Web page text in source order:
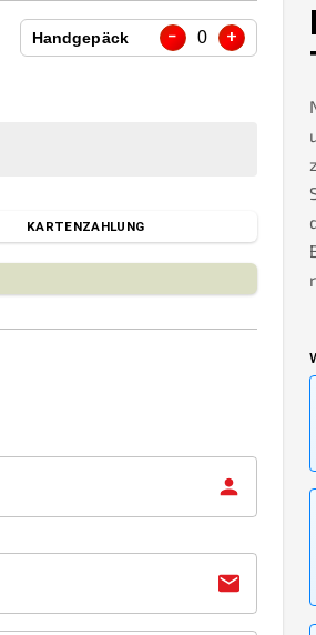
Handgepäck − 0 +
KARTENZAHLUNG